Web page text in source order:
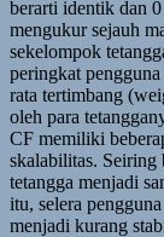
berarti identik dan
mengukur sejauh
sekelompok
peringkat
rata tertimbang
oleh para
CF memiliki
skalabilitas. Seiring
tetangga menjadi
itu, selera
menjadi kurang